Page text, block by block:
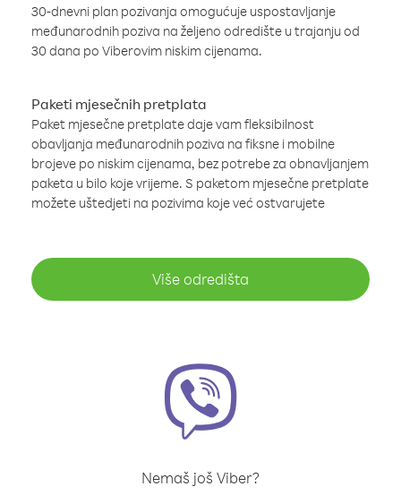
30-dnevni plan pozivanja omogućuje uspostavljanje
međunarodnih poziva na željeno odredište u trajanju od
30 dana po Viberovim niskim cijenama.
Paketi mjesečnih pretplata
Paket mjesečne pretplate daje vam fleksibilnost
obavljanja međunarodnih poziva na fiksne i mobilne
brojeve po niskim cijenama, bez potrebe za obnavljanjem
paketa u bilo koje vrijeme. S paketom mjesečne pretplate
možete uštedjeti na pozivima koje već ostvarujete
Više odredišta
Nemaš još Viber?